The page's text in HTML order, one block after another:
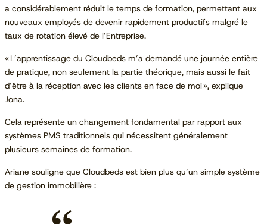
a considérablement réduit le temps de formation, permettant aux
nouveaux employés de devenir rapidement productifs malgré le
taux de rotation élevé de l’Entreprise.
« L’apprentissage du Cloudbeds m’a demandé une journée entière
de pratique, non seulement la partie théorique, mais aussi le fait
d’être à la réception avec les clients en face de moi », explique
Jona.
Cela représente un changement fondamental par rapport aux
systèmes PMS traditionnels qui nécessitent généralement
plusieurs semaines de formation.
Ariane souligne que Cloudbeds est bien plus qu’un simple système
de gestion immobilière :